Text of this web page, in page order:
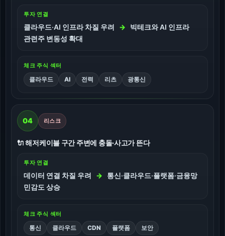
투자 연결
클라우드·AI 인프라 차질 우려 →
빅테크와 AI 인프라
관련주 변동성 확대
체크 주식 섹터
클라우드 AI 전력 리츠 광통신
04 리스크
🔌 해저케이블 구간 주변에 충돌·사고가 뜬다
투자 연결
데이터 연결 차질 우려 →
통신·클라우드·플랫폼·금융망
민감도 상승
체크 주식 섹터
통신 클라우드 CDN 플랫폼 보안